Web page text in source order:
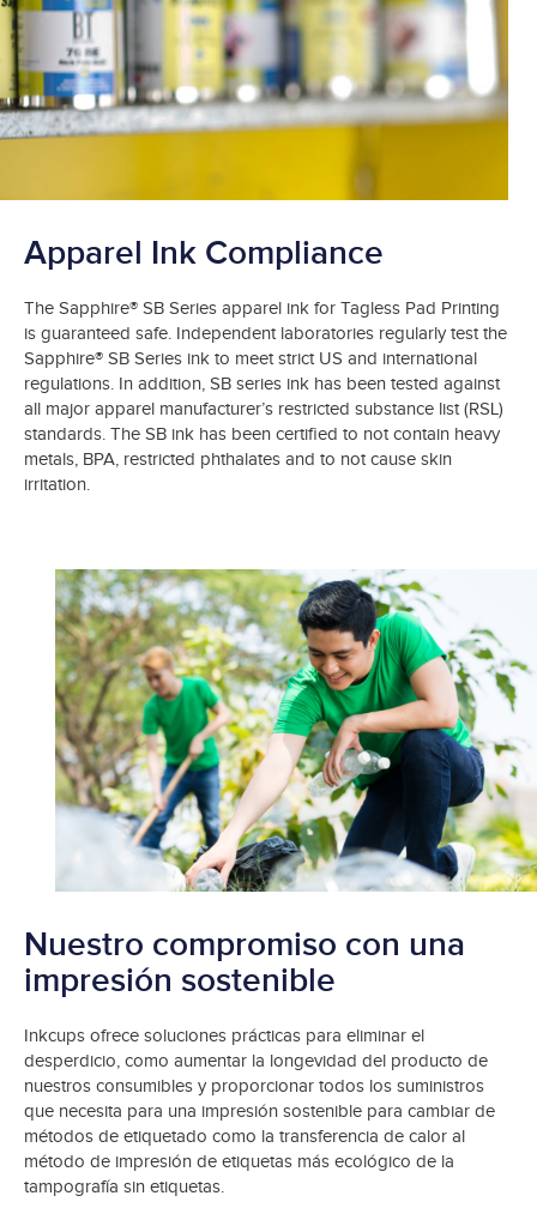
Apparel Ink Compliance
The Sapphire® SB Series apparel ink for Tagless Pad Printing
is guaranteed safe. Independent laboratories regularly test the
Sapphire® SB Series ink to meet strict US and international
regulations. In addition, SB series ink has been tested against
all major apparel manufacturer’s restricted substance list (RSL)
standards. The SB ink has been certified to not contain heavy
metals, BPA, restricted phthalates and to not cause skin
irritation.
Nuestro compromiso con una
impresión sostenible
Inkcups ofrece soluciones prácticas para eliminar el
desperdicio, como aumentar la longevidad del producto de
nuestros consumibles y proporcionar todos los suministros
que necesita para una impresión sostenible para cambiar de
métodos de etiquetado como la transferencia de calor al
método de impresión de etiquetas más ecológico de la
tampografía sin etiquetas.